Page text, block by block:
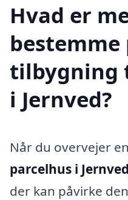
Hvad er
bestemme
tilbygning
i Jernved?
Når du overvejer en
parcelhus i Jernved
der kan påvirke